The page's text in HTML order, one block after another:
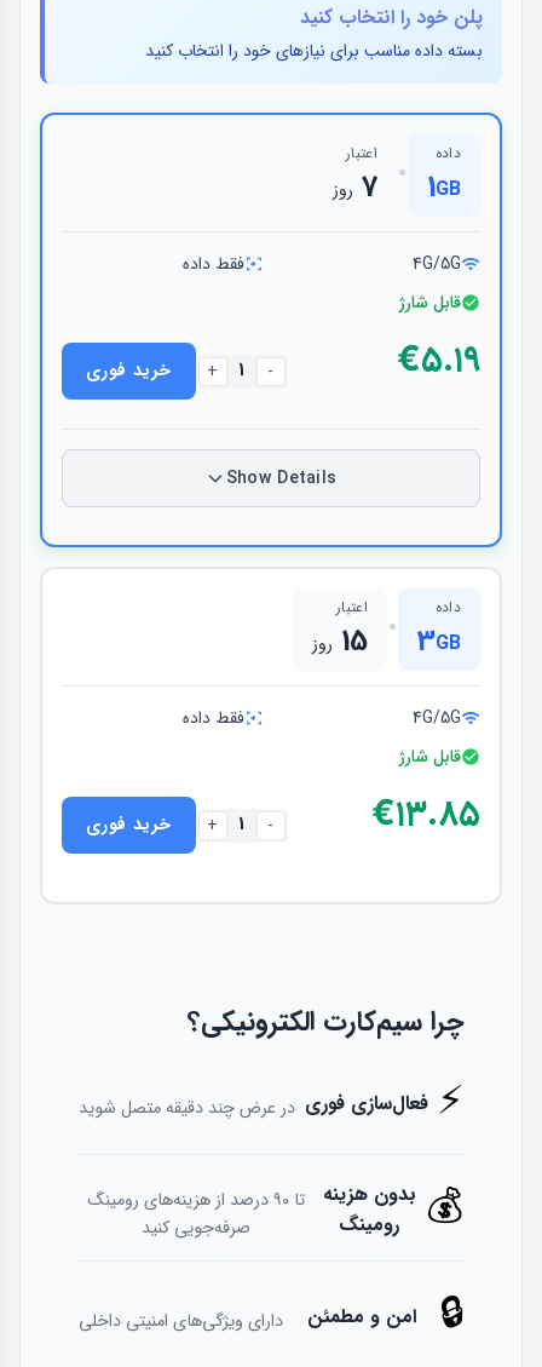
پلن خود را انتخاب کنید
بسته داده مناسب برای نیازهای خود را انتخاب کنید
داده
1GB
• اعتبار
7 روز
4G/5G
فقط داده
قابل شارژ
€۵.۱۹ -
1
+ خرید فوری
Show Details
داده
3GB
• اعتبار
15 روز
4G/5G
فقط داده
قابل شارژ
€۱۳.۸۵ -
1
+ خرید فوری
چرا سیم‌کارت الکترونیکی؟
⚡ فعال‌سازی فوری در عرض چند دقیقه متصل شوید
💰 بدون هزینه
رومینگ
تا ۹۰ درصد از هزینه‌های رومینگ
صرفه‌جویی کنید
🔒 امن و مطمئن دارای ویژگی‌های امنیتی داخلی